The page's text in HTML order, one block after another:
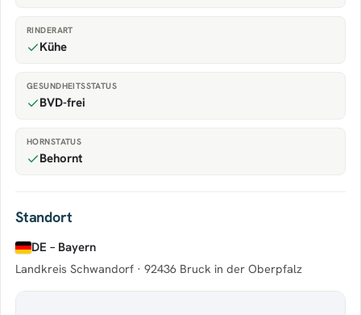
RINDERART
Kühe
GESUNDHEITSSTATUS
BVD-frei
HORNSTATUS
Behornt
Standort
DE – Bayern
Landkreis Schwandorf · 92436 Bruck in der Oberpfalz